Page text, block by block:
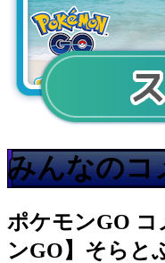
みんなのコ
ポケモンGO コ
ンGO】そらと